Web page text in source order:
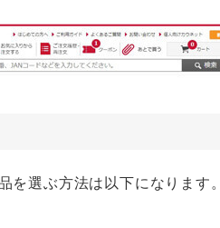
を選ぶ方法は以下になります。